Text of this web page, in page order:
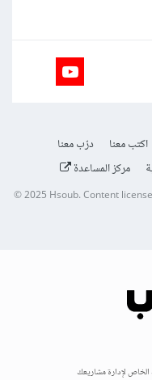
اكتب معنا
درّب معنا
مركز المساعدة
© 2025Hsoub.Content